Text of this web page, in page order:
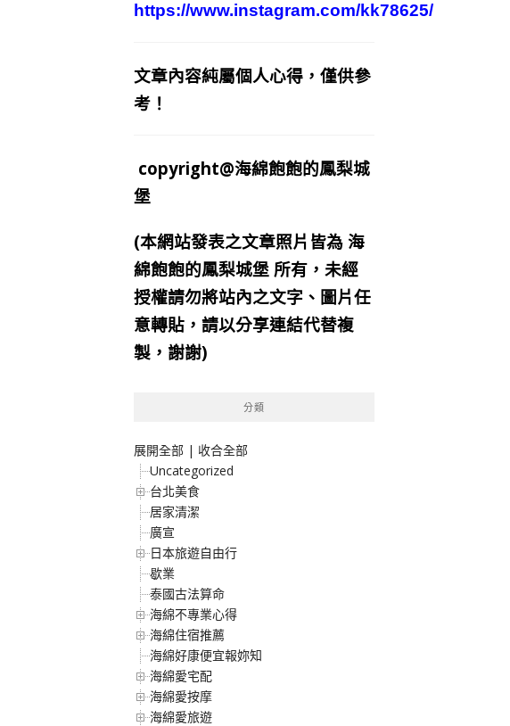
https://www.instagram.com/kk78625/
文章內容純屬個人心得，僅供參
考！
copyright@海綿飽飽的鳳梨城
堡
(本網站發表之文章照片皆為 海
綿飽飽的鳳梨城堡 所有，未經
授權請勿將站內之文字、圖片任
意轉貼，請以分享連結代替複
製，謝謝)
分類
展開全部 | 收合全部
Uncategorized
台北美食
居家清潔
廣宣
日本旅遊自由行
歇業
泰國古法算命
海綿不專業心得
海綿住宿推薦
海綿好康便宜報妳知
海綿愛宅配
海綿愛按摩
海綿愛旅遊